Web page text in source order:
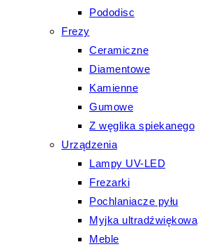
Pododisc
Frezy
Ceramiczne
Diamentowe
Kamienne
Gumowe
Z węglika spiekanego
Urządzenia
Lampy UV-LED
Frezarki
Pochlaniacze pyłu
Myjka ultradźwiękowa
Meble